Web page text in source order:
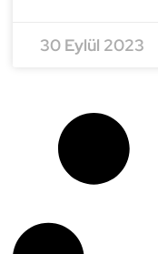
30 Eylül 2023